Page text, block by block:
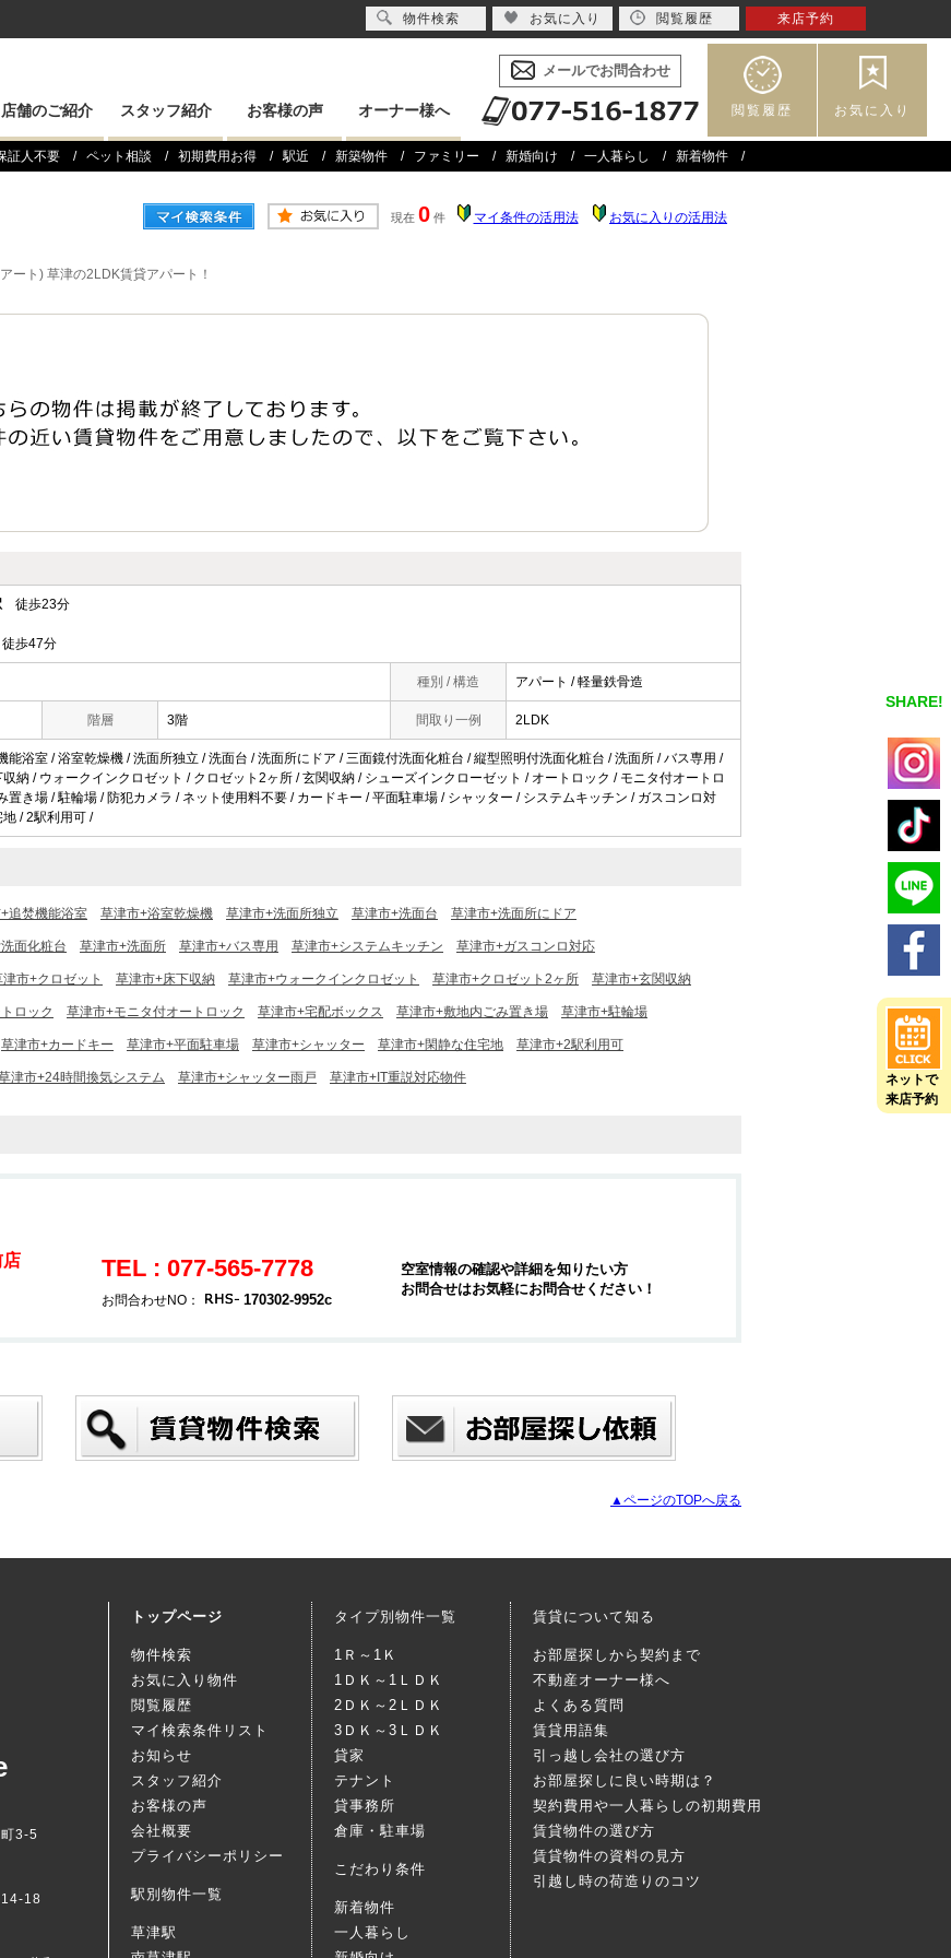
店舗のご紹介 スタッフ紹介 お客様の声 オーナー様へ
メールでお問合わせ
閲覧履歴 お気に入り
証人不要 ペット相談 初期費用お得 駅近 新築物件 ファミリー 新婚向け 一人暮らし 新着物件
SHARE!
ネットで
来店予約
現在 0 件 マイ条件の活用法 お気に入りの活用法
ート) 草津の2LDK賃貸アパート！
徒歩23分
歩47分
種別 / 構造 アパート / 軽量鉄骨造
階層 3階 間取り一例 2LDK
能浴室 / 浴室乾燥機 / 洗面所独立 / 洗面台 / 洗面所にドア / 三面鏡付洗面化粧台 / 縦型照明付洗面化粧台 / 洗面所 / バス専用 /
納 / ウォークインクロゼット / クロゼット2ヶ所 / 玄関収納 / シューズインクローゼット / オートロック / モニタ付オートロ
置き場 / 駐輪場 / 防犯カメラ / ネット使用料不要 / カードキー / 平面駐車場 / シャッター / システムキッチン / ガスコンロ対
/ 2駅利用可 /
追焚機能浴室 草津市+浴室乾燥機 草津市+洗面所独立 草津市+洗面台 草津市+洗面所にドア
面化粧台 草津市+洗面所 草津市+バス専用 草津市+システムキッチン 草津市+ガスコンロ対応
津市+クロゼット 草津市+床下収納 草津市+ウォークインクロゼット 草津市+クロゼット2ヶ所 草津市+玄関収納
ロック 草津市+モニタ付オートロック 草津市+宅配ボックス 草津市+敷地内ごみ置き場 草津市+駐輪場
草津市+カードキー 草津市+平面駐車場 草津市+シャッター 草津市+閑静な住宅地 草津市+2駅利用可
津市+24時間換気システム 草津市+シャッター雨戸 草津市+IT重説対応物件
TEL : 077-565-7778
お問合わせNO： 170302-9952c
空室情報の確認や詳細を知りたい方
お問合せはお気軽にお問合せください！
▲ページのTOPへ戻る
3-5
18
トップページ
物件検索
お気に入り物件
閲覧履歴
マイ検索条件リスト
お知らせ
スタッフ紹介
お客様の声
会社概要
プライバシーポリシー
駅別物件一覧
草津駅
タイプ別物件一覧
1Ｒ～1Ｋ
1ＤＫ～1ＬＤＫ
2ＤＫ～2ＬＤＫ
3ＤＫ～3ＬＤＫ
貸家
テナント
貸事務所
倉庫・駐車場
こだわり条件
新着物件
一人暮らし
賃貸について知る
お部屋探しから契約まで
不動産オーナー様へ
よくある質問
賃貸用語集
引っ越し会社の選び方
お部屋探しに良い時期は？
契約費用や一人暮らしの初期費用
賃貸物件の選び方
賃貸物件の資料の見方
引越し時の荷造りのコツ
物件検索 お気に入り 閲覧履歴 来店予約